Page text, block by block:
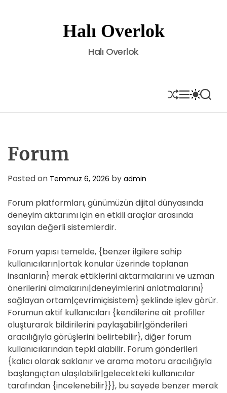
t
Halı Overlok
Halı Overlok
S
H
U
M
E
N
S
W
I
O
D
E
S
E
A
Forum
Posted on Temmuz 6, 2026 by admin
Forum platformları, günümüzün dijital dünyasında
deneyim aktarımı için en etkili araçlar arasında
sayılan değerli sistemlerdir.
Forum yapısı temelde, {benzer ilgilere sahip
kullanıcıların|ortak konular üzerinde toplanan
insanların} merak ettiklerini aktarmalarını ve uzman
önerilerini almalarını|deneyimlerini anlatmalarını}
sağlayan ortam|çevrimiçisistem} şeklinde işlev görür.
Forumun aktif kullanıcıları {kendilerine ait profiller
oluşturarak bildirilerini paylaşabilir|gönderileri
aracılığıyla görüşlerini belirtebilir}, diğer forum
kullanıcılarından tepki alabilir. Forum gönderileri
{kalıcı olarak saklanır ve arama motoru aracılığıyla
başlangıçtan ulaşılabilir|gelecekteki kullanıcılar
tarafından {incelenebilir}}}, bu sayede benzer merak